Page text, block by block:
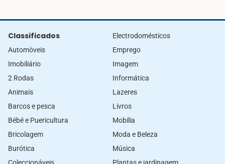
Classificados
Automòveis
Imobiliário
2 Rodas
Animais
Barcos e pesca
Bébé e Puericultura
Bricolagem
Burótica
Electrodomésticos
Emprego
Imagem
Informática
Lazeres
Livros
Mobilia
Moda e Beleza
Música